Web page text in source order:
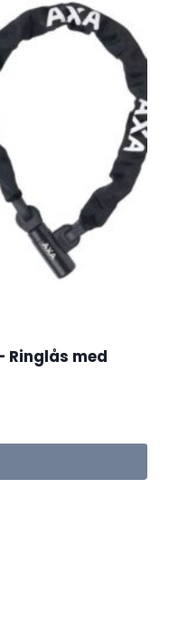
Ringlås med